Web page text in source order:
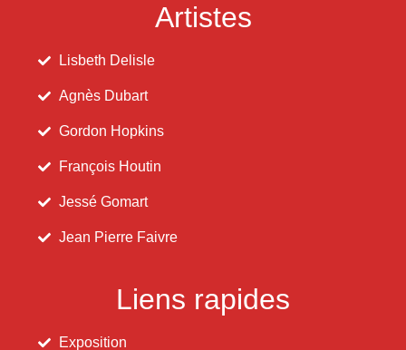
Artistes
Lisbeth Delisle
Agnès Dubart
Gordon Hopkins
François Houtin
Jessé Gomart
Jean Pierre Faivre
Liens rapides
Exposition